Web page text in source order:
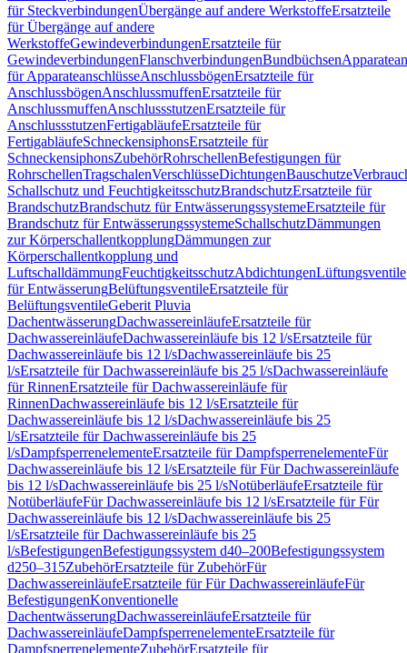
für SteckverbindungenÜbergänge auf andere WerkstoffeErsatzteile
für Übergänge auf andere
WerkstoffeGewindeverbindungenErsatzteile für
GewindeverbindungenFlanschverbindungenBundbüchsen
für ApparateanschlüsseAnschlussbögenErsatzteile für
AnschlussbögenAnschlussmuffenErsatzteile für
AnschlussmuffenAnschlussstutzenErsatzteile für
AnschlussstutzenFertigabläufeErsatzteile für
FertigabläufeSchneckensiphonsErsatzteile für
SchneckensiphonsZubehörRohrschellenBefestigungen für
RohrschellenTragschalenVerschlüsseDichtungenBauschutze
Schallschutz und FeuchtigkeitsschutzBrandschutzErsatzteile für
BrandschutzBrandschutz für EntwässerungssystemeErsatzteile für
Brandschutz für EntwässerungssystemeSchallschutzDämmungen
zur KörperschallentkopplungDämmungen zur
Körperschallentkopplung und
LuftschalldämmungFeuchtigkeitsschutzAbdichtungenLüftungsventile
für EntwässerungBelüftungsventileErsatzteile für
BelüftungsventileGeberit Pluvia
DachentwässerungDachwassereinläufeErsatzteile für
DachwassereinläufeDachwassereinläufe bis 12 l/sErsatzteile für
Dachwassereinläufe bis 12 l/sDachwassereinläufe bis 25
l/sErsatzteile für Dachwassereinläufe bis 25 l/sDachwassereinläufe
für RinnenErsatzteile für Dachwassereinläufe für
RinnenDachwassereinläufe bis 12 l/sErsatzteile für
Dachwassereinläufe bis 12 l/sDachwassereinläufe bis 25
l/sErsatzteile für Dachwassereinläufe bis 25
l/sDampfsperrenelementeErsatzteile für DampfsperrenelementeFür
Dachwassereinläufe bis 12 l/sErsatzteile für Für Dachwassereinläufe
bis 12 l/sDachwassereinläufe bis 25 l/sNotüberläufeErsatzteile für
NotüberläufeFür Dachwassereinläufe bis 12 l/sErsatzteile für Für
Dachwassereinläufe bis 12 l/sDachwassereinläufe bis 25
l/sErsatzteile für Dachwassereinläufe bis 25
l/sBefestigungenBefestigungssystem d40–200Befestigungssystem
d250–315ZubehörErsatzteile für ZubehörFür
DachwassereinläufeErsatzteile für Für DachwassereinläufeFür
BefestigungenKonventionelle
DachentwässerungDachwassereinläufeErsatzteile für
DachwassereinläufeDampfsperrenelementeErsatzteile für
DampfsperrenelementeZubehörErsatzteile für